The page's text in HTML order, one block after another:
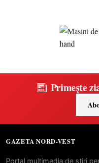
Primește
GAZETA NORD-VEST
Portal multimedia de stiri